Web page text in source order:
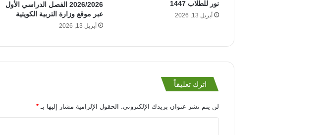
نور للطلاب 1447
أبريل 13, 2026
2026/2026 الفصل الدراسي الأول
عبر موقع وزارة التربية الكويتية
أبريل 13, 2026
اترك تعليقاً
لن يتم نشر عنوان بريدك الإلكتروني. الحقول الإلزامية مشار إليها بـ *